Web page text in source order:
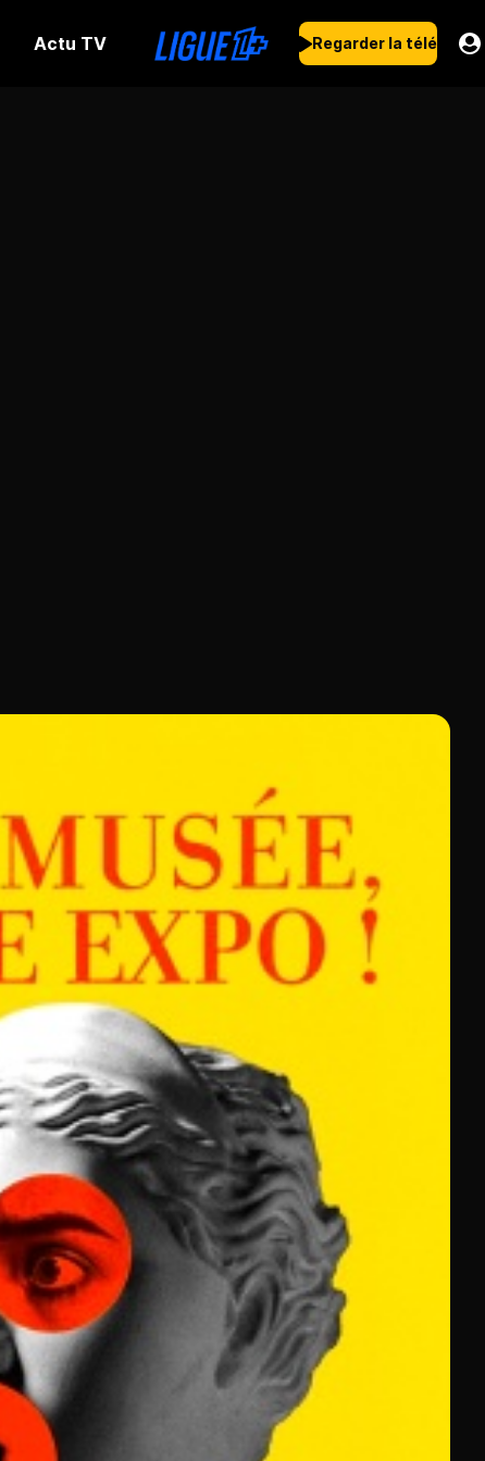
Actu TV Regarder la télé